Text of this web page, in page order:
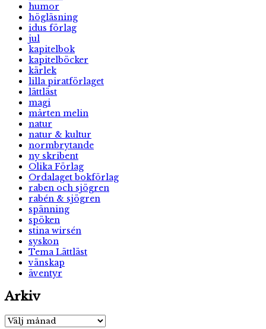
humor
högläsning
idus förlag
jul
kapitelbok
kapitelböcker
kärlek
lilla piratförlaget
lättläst
magi
mårten melin
natur
natur & kultur
normbrytande
ny skribent
Olika Förlag
Ordalaget bokförlag
raben och sjögren
rabén & sjögren
spänning
spöken
stina wirsén
syskon
Tema Lättläst
vänskap
äventyr
Arkiv
Arkiv